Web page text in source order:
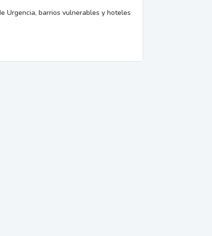
Urgencia, barrios vulnerables y hoteles